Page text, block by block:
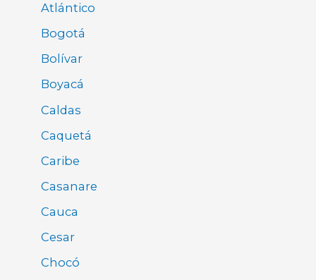
Atlántico
Bogotá
Bolívar
Boyacá
Caldas
Caquetá
Caribe
Casanare
Cauca
Cesar
Chocó